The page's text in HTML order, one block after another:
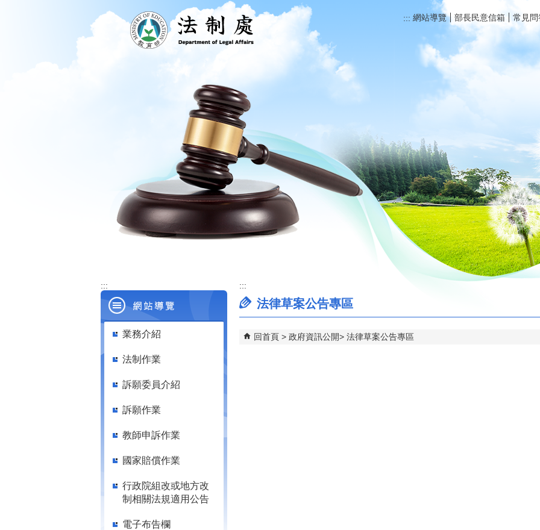
::: 網站導覽 部長民意信箱 常見問
:::
業務介紹
法制作業
訴願委員介紹
訴願作業
教師申訴作業
國家賠償作業
行政院組改或地方改
制相關法規適用公告
電子布告欄
:::
法律草案公告專區
回首頁 政府資訊公開 法律草案公告專區